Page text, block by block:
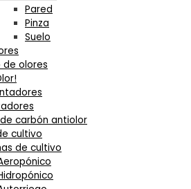
Pared
Pinza
Suelo
olores
carbón antiolor
cultivo
de cultivo